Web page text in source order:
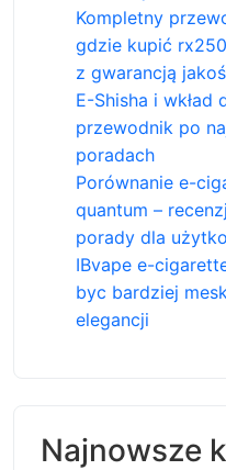
Kompletny
gdzie kupić
z gwarancją
E-Shisha i
przewodnik po
poradach
Porównanie e-
quantum –
porady dla
IBvape e-
byc bardziej
elegancji
Najnowsze